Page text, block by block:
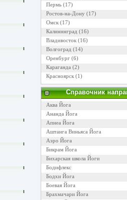
Пермь(17)
Ростов-на-Дону(17)
Омск(17)
Калининград (16)
Владивосток(16)
Волгоград (14)
Оренбург(6)
Караганда (2)
Красноярск(1)
Справочник
Аква Йога
Ананда Йога
Апнеа Йога
Аштанга Виньяса Йога
Аэро Йога
Бикрам Йога
Бихарская школа Йоги
Бодифлекс
Бодхи Йога
Боевая Йога
Брахмачари Йога